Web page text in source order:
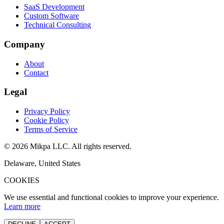
SaaS Development
Custom Software
Technical Consulting
Company
About
Contact
Legal
Privacy Policy
Cookie Policy
Terms of Service
© 2026 Mikpa LLC. All rights reserved.
Delaware, United States
COOKIES
We use essential and functional cookies to improve your experience.
Learn more